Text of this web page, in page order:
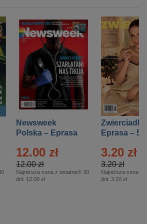
Newsweek
Polska – Eprasa
12.00 zł
12.00 zł
Najniższa cena z ostatnich 30
dni: 12.00 zł
Zwierciadło
Eprasa – 5/
3.20 zł
3.20 zł
Najniższa cena z
dni: 3.20 zł